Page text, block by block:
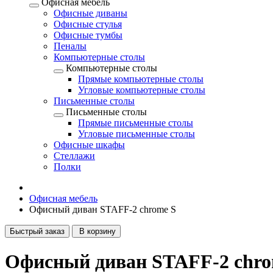
Офисная мебель
Офисные диваны
Офисные стулья
Офисные тумбы
Пеналы
Компьютерные столы
Компьютерные столы
Прямые компьютерные столы
Угловые компьютерные столы
Письменные столы
Письменные столы
Прямые письменные столы
Угловые письменные столы
Офисные шкафы
Стеллажи
Полки
Офисная мебель
Офисный диван STAFF-2 chrome S
Быстрый заказ В корзину
Офисный диван STAFF-2